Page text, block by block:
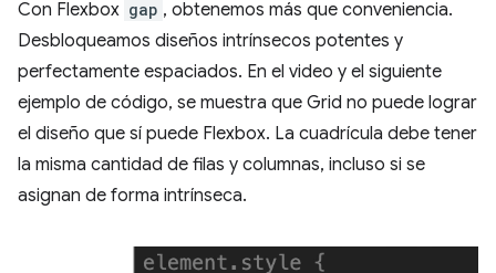
Con Flexbox gap , obtenemos más que conveniencia.
Desbloqueamos diseños intrínsecos potentes y
perfectamente espaciados. En el video y el siguiente
ejemplo de código, se muestra que Grid no puede lograr
el diseño que sí puede Flexbox. La cuadrícula debe tener
la misma cantidad de filas y columnas, incluso si se
asignan de forma intrínseca.